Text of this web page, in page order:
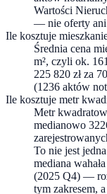
Wartości
— nie oferty ani
Ile kosztuje
Średnia cena
m², czyli ok.
225 820 zł za
(1236 aktów
Ile kosztuje metr
Metr
medianowo
To nie jest
mediana
(2025 Q4) —
tym zakresem,